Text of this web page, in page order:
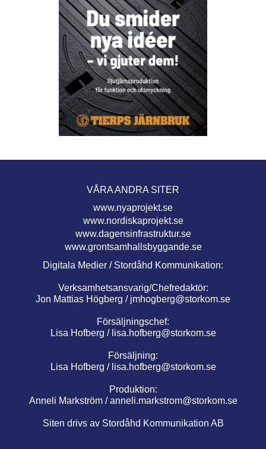
VÅRA ANDRA SITER
www.nyaprojekt.se
www.nordiskaprojekt.se
www.dagensinfrastruktur.se
www.grontsamhallsbyggande.se
Digitala Medier / Stordåhd Kommunikation:
Verksamhetsansvarig/Chefredaktör:
Jon Mattias Högberg / jmhogberg@storkom.se
Försäljningschef:
Lisa Hofberg / lisa.hofberg@storkom.se
Försäljning:
Lisa Hofberg / lisa.hofberg@storkom.se
Produktion:
Anneli Markström /anneli.markstrom@storkom.se
Siten drivs av Stordåhd Kommunikation AB